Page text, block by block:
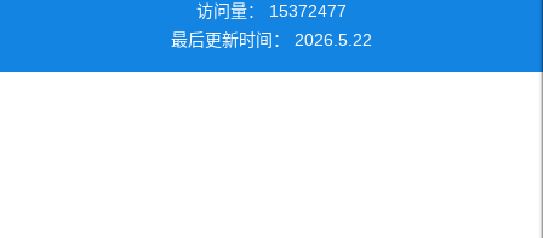
访问量： 15372477
最后更新时间： 2026 5 22